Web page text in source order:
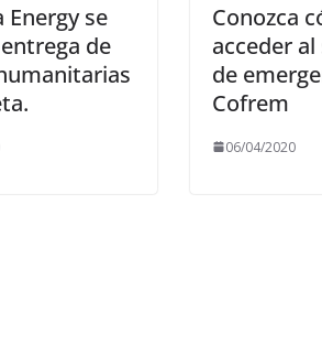
Energy se
de
Conozca
acceder
de
Cofrem
06/04/2020